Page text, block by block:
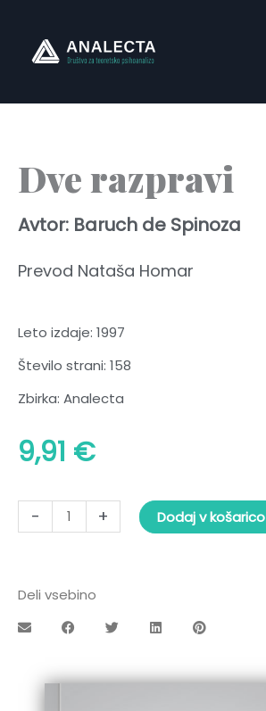
content
Dve razpravi
Avtor: Baruch de Spinoza
Prevod Nataša Homar
Leto izdaje: 1997
Število strani: 158
Zbirka: Analecta
9,91 €
-
razpravi
+ Dodaj v košarico
Deli vsebino